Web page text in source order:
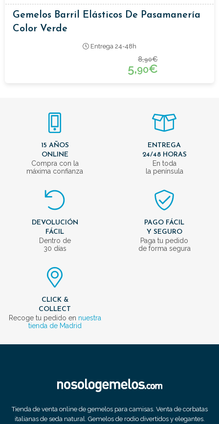
Gemelos Barril Elásticos De Pasamanería
Color Verde
Entrega 24-48h
8,90€
5,90€
15 AÑOS
ONLINE
Compra con la
máxima confianza
ENTREGA
24/48 HORAS
En toda
la península
DEVOLUCIÓN
FÁCIL
Dentro de
30 días
PAGO FÁCIL
Y SEGURO
Paga tu pedido
de forma segura
CLICK &
COLLECT
Recoge tu pedido en nuestra
tienda de Madrid
Tienda de venta online de gemelos para camisas. Venta de corbatas
italianas de seda natural. Gemelos de rodio divertidos y elegantes.